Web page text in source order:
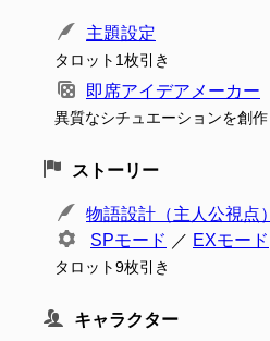
主題設定
タロット1枚引き
即席アイデアメーカー
異質なシチュエーションを創作
ストーリー
物語設計（主人公視点）
SPモード ／ EXモード
タロット9枚引き
キャラクター